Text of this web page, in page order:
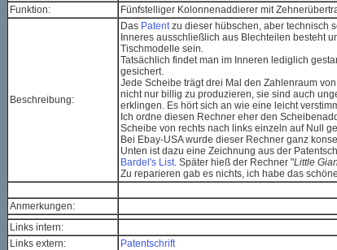
Funktion:
Fünfstelliger Kolonnenaddierer mit
Beschreibung:
Das Patentzu dieser hübschen, aber technisch
Inneres ausschließlich aus Blechteilen besteht
Tischmodelle sein.
Tatsächlich findet man im Inneren lediglich
gesichert.
Jede Scheibe trägt drei Mal den Zahlenraum
nicht nur billig zu produzieren, sie sind auch
erklingen. Es hört sich an wie eine leicht
Ich ordne diesen Rechner eher den
Scheibe von rechts nach links einzeln auf Null
Bei Ebay-USA wurde dieser Rechner ganz
Unten ist dazu eine Zeichnung aus der
Bardel's List. Später hieß der Rechner "Little
Zu reparieren gab es nichts, ich habe das
Anmerkungen:
Links intern:
Links extern:
Patentschrift